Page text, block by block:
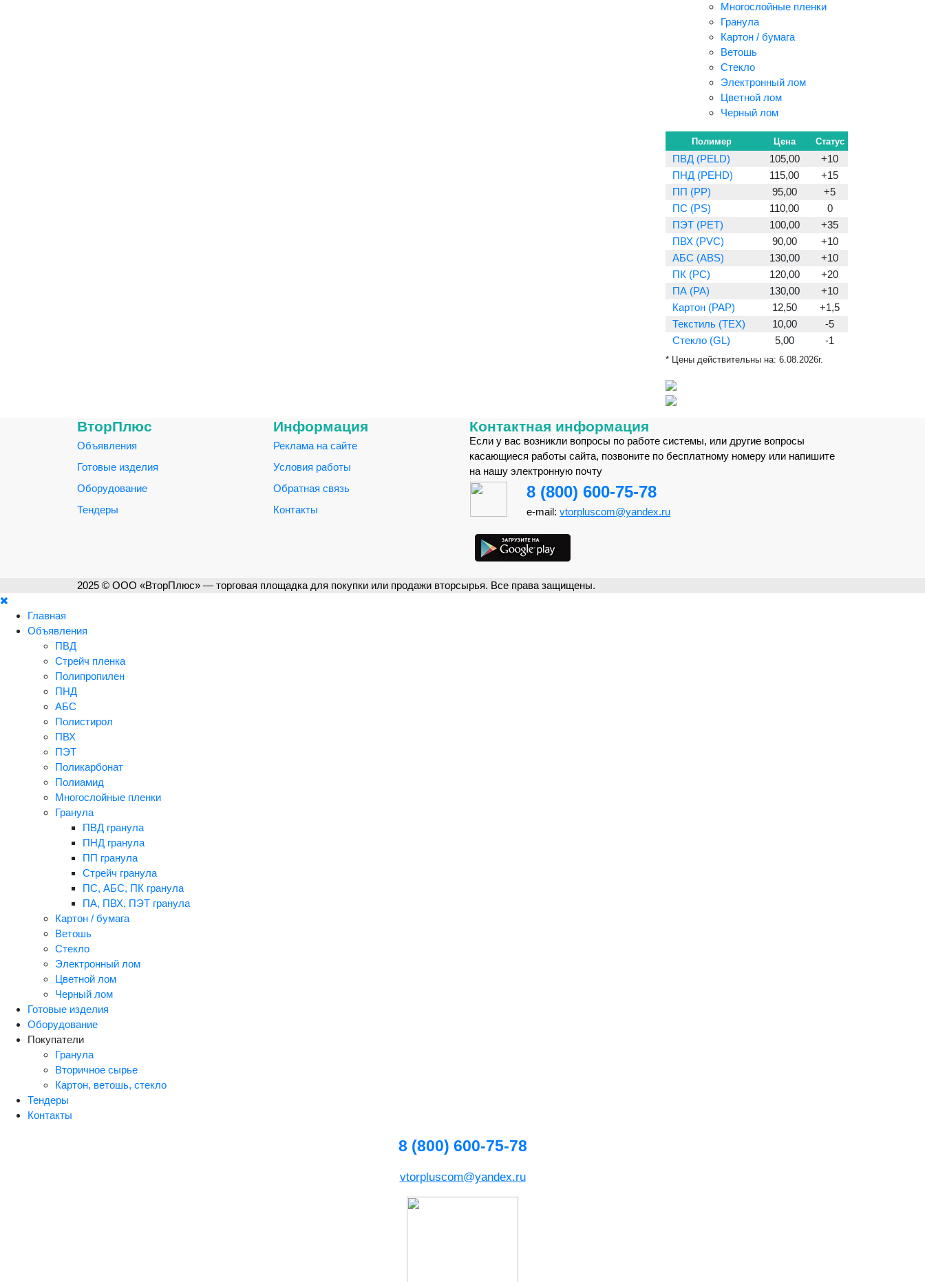
Многослойные пленки
Гранула
Картон / бумага
Ветошь
Стекло
Электронный лом
Цветной лом
Черный лом
Полимер Цена Статус
ПВД (PELD) 105,00
+10
ПНД (PEHD)
115,00
+15
ПП (PP)
95,00
+5
ПС (PS)
110,00
0
ПЭТ (PET)
100,00
+35
ПВХ (PVC)
90,00
+10
АБС (ABS)
130,00
+10
ПК (PC)
120,00
+20
ПА (PA)
130,00
+10
Картон (PAP)
12,50
+1,5
Текстиль (TEX)
10,00
-5
Стекло (GL)
5,00 -1
* Цены действительны на: 6.08.2026г.
ВторПлюс
Объявления
Готовые изделия
Оборудование
Тендеры
Информация
Реклама на сайте
Условия работы
Обратная связь
Контакты
Контактная информация
Если у вас возникли вопросы по работе системы, или другие вопросы
касающиеся работы сайта, позвоните по бесплатному номеру или напишите
на нашу электронную почту
8 (800) 600-75-78
e-mail: vtorpluscom@yandex.ru
2025 © ООО «ВторПлюс» — торговая площадка для покупки или продажи вторсырья. Все права защищены.
Главная
Объявления
ПВД
Стрейч пленка
Полипропилен
ПНД
АБС
Полистирол
ПВХ
ПЭТ
Поликарбонат
Полиамид
Многослойные пленки
Гранула
ПВД гранула
ПНД гранула
ПП гранула
Стрейч гранула
ПС, АБС, ПК гранула
ПА, ПВХ, ПЭТ гранула
Картон / бумага
Ветошь
Стекло
Электронный лом
Цветной лом
Черный лом
Готовые изделия
Оборудование
Покупатели
Гранула
Вторичное сырье
Картон, ветошь, стекло
Тендеры
Контакты
8 (800) 600-75-78
vtorpluscom@yandex.ru